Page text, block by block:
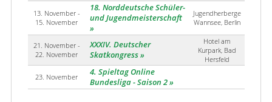
13. November -
15. November
18. Norddeutsche Schüler-
und Jugendmeisterschaft
Jugendherberge
Wannsee, Berlin
21. November -
22. November
XXXIV. Deutscher
Skatkongress
Hotel am
Kurpark, Bad
Hersfeld
23. November
4. Spieltag Online
Bundesliga - Saison 2